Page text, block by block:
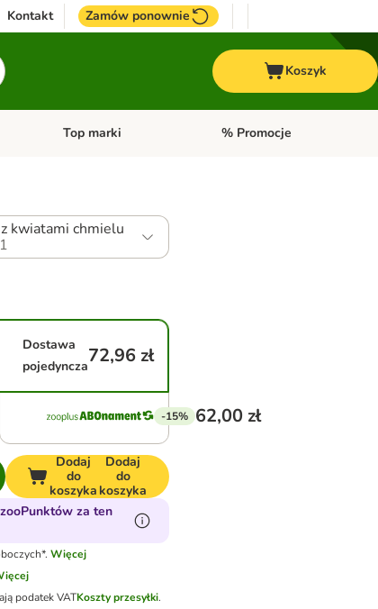
Kontakt Zamów ponownie
Koszyk
Ptaki
Otwórz menu kategorii: Konie
Top marki Otwórz menu kategorii: Top
% Promocje
kwiatami chmielu
Dostawa
pojedyncza72,96 zł
-15% 62,00 zł
Dodaj
do
koszyka
Dodaj
do
koszyka
za ten
Więcej
podatek VATKoszty przesyłki.